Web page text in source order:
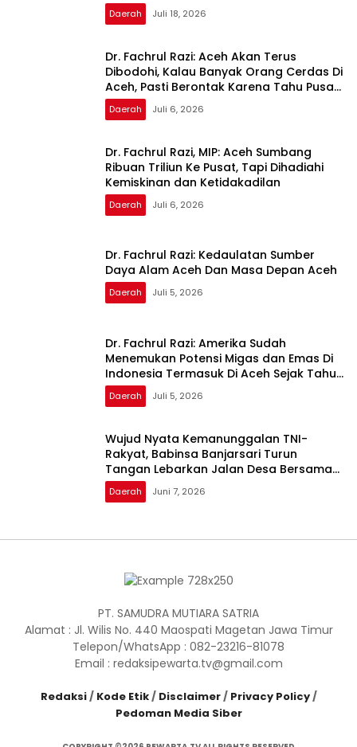
Daerah Juli 18, 2026
Dr. Fachrul Razi: Aceh Akan Terus
Dibodohi, Kalau Banyak Orang Cerdas Di
Aceh, Pasti Berontak Karena Tahu Pusat
Tidak Adil
Daerah Juli 6, 2026
Dr. Fachrul Razi, MIP: Aceh Sumbang
Ribuan Triliun Ke Pusat, Tapi Dihadiahi
Kemiskinan dan Ketidakadilan
Daerah Juli 6, 2026
Dr. Fachrul Razi: Kedaulatan Sumber
Daya Alam Aceh Dan Masa Depan Aceh
Daerah Juli 5, 2026
Dr. Fachrul Razi: Amerika Sudah
Menemukan Potensi Migas dan Emas Di
Indonesia Termasuk Di Aceh Sejak Tahun
1960
Daerah Juli 5, 2026
Wujud Nyata Kemanunggalan TNI-
Rakyat, Babinsa Banjarsari Turun
Tangan Lebarkan Jalan Desa Bersama
Warga
Daerah Juni 7, 2026
PT. SAMUDRA MUTIARA SATRIA
Alamat : Jl. Wilis No. 440 Maospati Magetan Jawa Timur
Telepon/WhatsApp : 082-23216-81078
Email : redaksipewarta.tv@gmail.com
Redaksi/ Kode Etik/ Disclaimer/ Privacy Policy/
Pedoman Media Siber